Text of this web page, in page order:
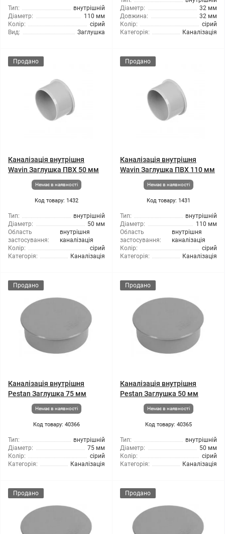
Тип:
внутрішній
Діаметр:
110 мм
Колір:
сірий
Вид:
Заглушка
Діаметр:
32 мм
Довжина:
32 мм
Колір:
сірий
Категорія:
Каналізація
Продано
Каналізація внутрішня
Wavin Заглушка ПВХ 50 мм
Немає в наявності
Код товару: 1432
Тип:
внутрішній
Діаметр:
50 мм
Область
застосування:
внутрішня
каналізація
Колір:
сірий
Категорія:
Каналізація
Продано
Каналізація внутрішня
Wavin Заглушка ПВХ 110 мм
Немає в наявності
Код товару: 1431
Тип:
внутрішній
Діаметр:
110 мм
Область
застосування:
внутрішня
каналізація
Колір:
сірий
Категорія:
Каналізація
Продано
Каналізація внутрішня
Pestan Заглушка 75 мм
Немає в наявності
Код товару: 40366
Тип:
внутрішній
Діаметр:
75 мм
Колір:
сірий
Категорія:
Каналізація
Продано
Каналізація внутрішня
Pestan Заглушка 50 мм
Немає в наявності
Код товару: 40365
Тип:
внутрішній
Діаметр:
50 мм
Колір:
сірий
Категорія:
Каналізація
Продано Продано